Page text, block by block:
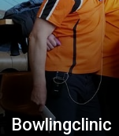
Bowlingclinic